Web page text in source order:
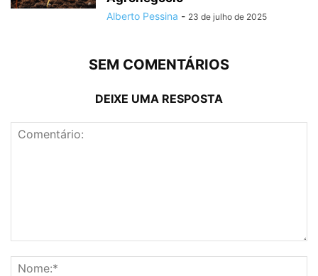
Alberto Pessina - 23 de julho de 2025
SEM COMENTÁRIOS
DEIXE UMA RESPOSTA